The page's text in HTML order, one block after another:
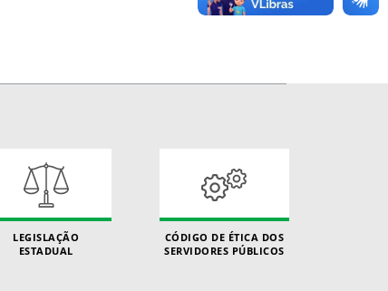
LEGISLAÇÃO
ESTADUAL
CÓDIGO DE ÉTICA DOS
SERVIDORES PÚBLICOS